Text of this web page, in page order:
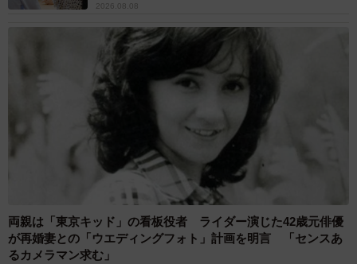
2026.08.08
両親は「東京キッド」の看板役者 ライダー演じた42歳元俳優
が再婚妻との「ウエディングフォト」計画を明言 「センスあ
るカメラマン求む」